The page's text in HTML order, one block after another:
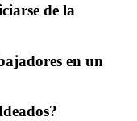
de la
en un